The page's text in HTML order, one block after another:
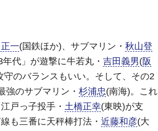
一(国鉄ほか)、サブマリン・ 秋山登
代」が遊撃に牛若丸・ 吉田義男(阪
守のバランスもいい。そして、その2
強のサブマリン・ 杉浦忠(南海)。これ
戸っ子投手・ 土橋正幸(東映)が支
も三番に天秤棒打法・ 近藤和彦(大